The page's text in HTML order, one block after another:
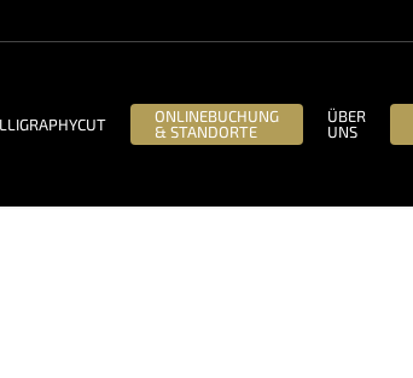
ONLINEBUCHUNG
& STANDORTE
ÜBER
UNS